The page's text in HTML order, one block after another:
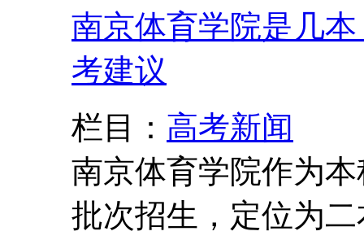
南京体育学院是几
考建议
栏目： 高考新闻
南京体育学院作为
批次招生，定位为